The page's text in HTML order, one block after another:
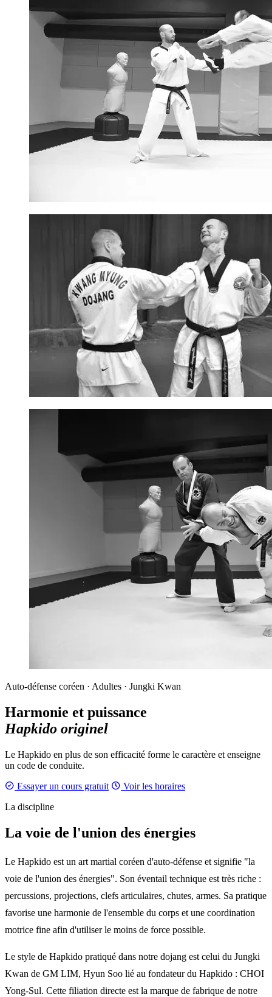
Auto-défense coréen · Adultes · Jungki Kwan
Harmonie et puissance
Hapkido originel
Le Hapkido en plus de son efficacité forme le caractère et enseigne
un code de conduite.
Essayer un cours gratuit
Voir les horaires
La discipline
La voie de l'union des énergies
Le Hapkido est un art martial coréen d'auto-défense et signifie "la
voie de l'union des énergies". Son éventail technique est très riche :
percussions, projections, clefs articulaires, chutes, armes. Sa pratique
favorise une harmonie de l'ensemble du corps et une coordination
motrice fine afin d'utiliser le moins de force possible.
Le style de Hapkido pratiqué dans notre dojang est celui du Jungki
Kwan de GM LIM, Hyun Soo lié au fondateur du Hapkido : CHOI
Yong-Sul. Cette filiation directe est la marque de fabrique de notre